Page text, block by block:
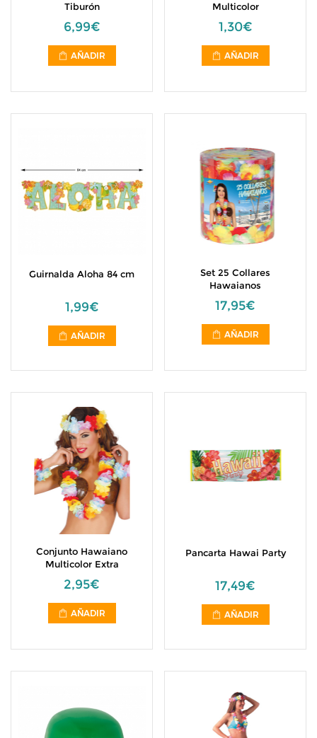
Tiburón
6,99€
AÑADIR
Multicolor
1,30€
AÑADIR
Guirnalda Aloha 84 cm
1,99€
AÑADIR
Set 25 Collares
Hawaianos
17,95€
AÑADIR
Conjunto Hawaiano
Multicolor Extra
2,95€
AÑADIR
Pancarta Hawai Party
17,49€
AÑADIR